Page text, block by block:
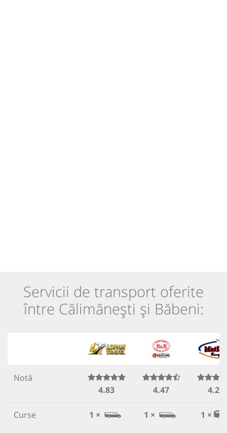
Servicii de transport oferite
între Călimănești și Băbeni:
Notă
4.83
4.47 4.22
Curse 1 × 1 × 1 ×